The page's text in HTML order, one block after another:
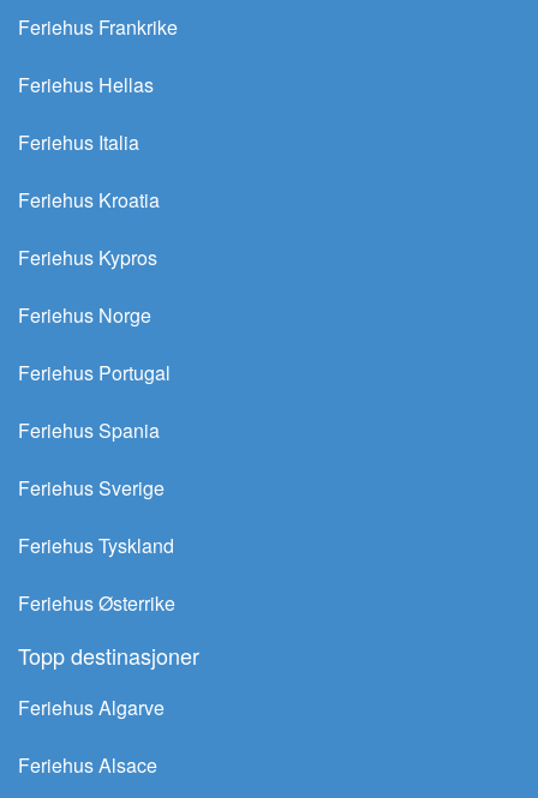
Feriehus Frankrike
Feriehus Hellas
Feriehus Italia
Feriehus Kroatia
Feriehus Kypros
Feriehus Norge
Feriehus Portugal
Feriehus Spania
Feriehus Sverige
Feriehus Tyskland
Feriehus Østerrike
Topp destinasjoner
Feriehus Algarve
Feriehus Alsace